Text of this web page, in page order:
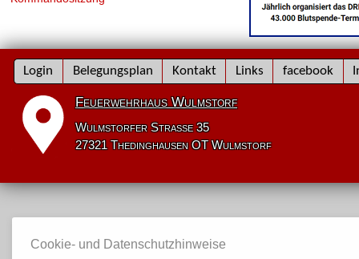
Navigation
überspringen
Login Belegungsplan Kontakt Links facebook
Feuerwehrhaus Wulmstorf
Wulmstorfer Straße 35
27321 Thedinghausen OT Wulmstorf
Cookie- und Datenschutzhinweise